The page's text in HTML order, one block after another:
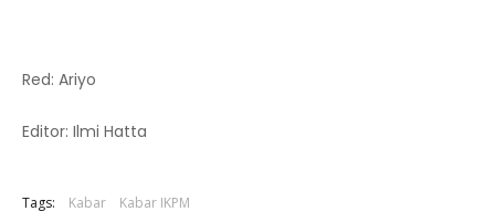
Red: Ariyo
Editor: Ilmi Hatta
Tags: Kabar Kabar IKPM